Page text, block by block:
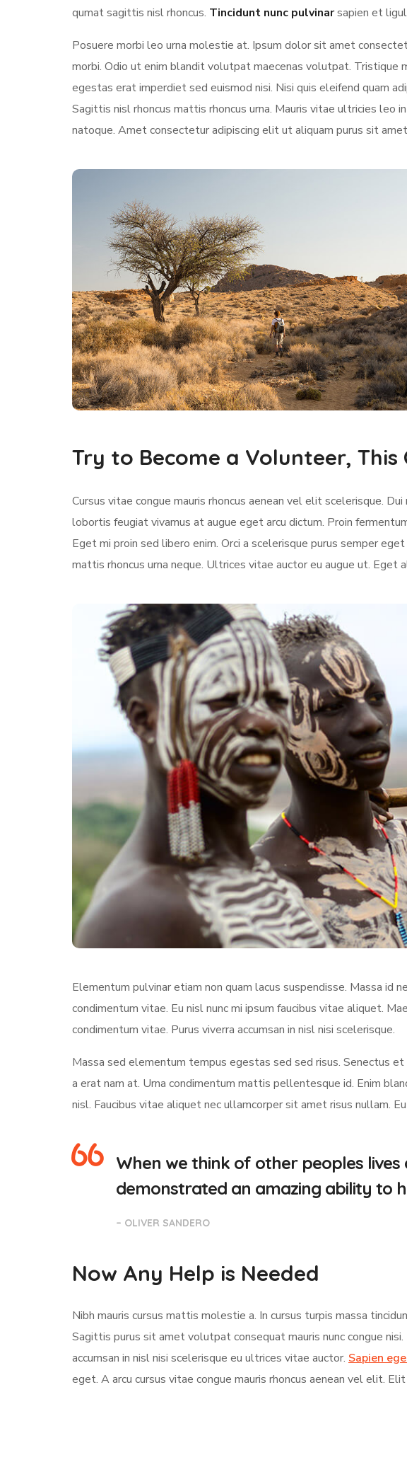
qumat sagittis nisl rhoncus. Tincidunt nunc pulvinarsapien et
Posuere morbi leo urna molestie at. Ipsum dolor sit amet
morbi. Odio ut enim blandit volutpat maecenas volutpat. Tristique
egestas erat imperdiet sed euismod nisi. Nisi quis eleifend quam
Sagittis nisl rhoncus mattis rhoncus urna. Mauris vitae ultricies leo
natoque. Amet consectetur adipiscing elit ut aliquam purus sit
Try to Become a Volunteer, This
Cursus vitae congue mauris rhoncus aenean vel elit scelerisque.
lobortis feugiat vivamus at augue eget arcu dictum. Proin
Eget mi proin sed libero enim. Orci a scelerisque purus semper
mattis rhoncus urna neque. Ultrices vitae auctor eu augue ut. Eget
Elementum pulvinar etiam non quam lacus suspendisse. Massa id
condimentum vitae. Eu nisl nunc mi ipsum faucibus vitae aliquet.
condimentum vitae. Purus viverra accumsan in nisl nisi scelerisque.
Massa sed elementum tempus egestas sed sed risus. Senectus
a erat nam at. Urna condimentum mattis pellentesque id. Enim
nisl. Faucibus vitae aliquet nec ullamcorper sit amet risus nullam.
When we think of other peoples
demonstrated an amazing ability to
– OLIVER SANDERO
Now Any Help is Needed
Nibh mauris cursus mattis molestie a. In cursus turpis massa
Sagittis purus sit amet volutpat consequat mauris nunc congue
accumsan in nisl nisi scelerisque eu ultrices vitae auctor. Sapien
eget. A arcu cursus vitae congue mauris rhoncus aenean vel elit.